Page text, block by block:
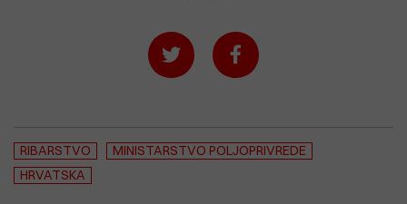
RIBARSTVO
MINISTARSTVO POLJOPRIVREDE
HRVATSKA